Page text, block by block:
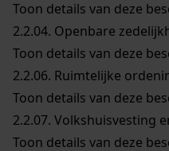
Toon details van deze
2.2.04. Openbare
Toon details van deze
2.2.06. Ruimtelijke
Toon details van deze
2.2.07. Volkshuisvesting
Toon details van deze